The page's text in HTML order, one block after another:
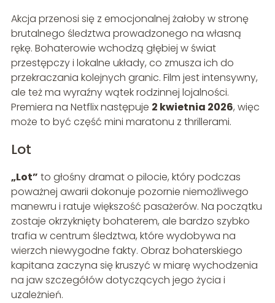
Akcja przenosi się z emocjonalnej żałoby w stronę
brutalnego śledztwa prowadzonego na własną
rękę. Bohaterowie wchodzą głębiej w świat
przestępczy i lokalne układy, co zmusza ich do
przekraczania kolejnych granic. Film jest intensywny,
ale też ma wyraźny wątek rodzinnej lojalności.
Premiera na Netflix następuje 2 kwietnia 2026, więc
może to być część mini maratonu z thrillerami.
Lot
„Lot” to głośny dramat o pilocie, który podczas
poważnej awarii dokonuje pozornie niemożliwego
manewru i ratuje większość pasażerów. Na początku
zostaje okrzyknięty bohaterem, ale bardzo szybko
trafia w centrum śledztwa, które wydobywa na
wierzch niewygodne fakty. Obraz bohaterskiego
kapitana zaczyna się kruszyć w miarę wychodzenia
na jaw szczegółów dotyczących jego życia i
uzależnień.